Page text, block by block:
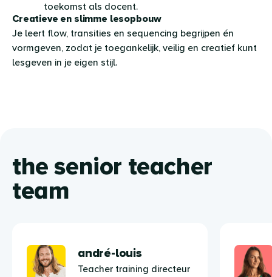
toekomst als docent.
Creatieve en slimme lesopbouw
Je leert flow, transities en sequencing begrijpen én
vormgeven, zodat je toegankelijk, veilig en creatief kunt
lesgeven in je eigen stijl.
the senior teacher
team
andré-louis
Teacher training directeur